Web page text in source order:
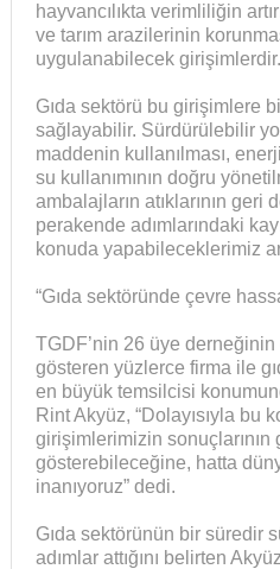
hayvancılıkta verimliliğin
ve tarım arazilerinin
uygulanabilecek girişimlerdir.
Gıda sektörü bu girişimlere
sağlayabilir. Sürdürülebilir
maddenin kullanılması,
su kullanımının doğru
ambalajların atıklarının
perakende adımlarındaki
konuda yapabileceklerimiz
“Gıda sektöründe çevre
TGDF’nin 26 üye derneğinin
gösteren yüzlerce firma ile
en büyük temsilcisi
Rint Akyüz, “Dolayısıyla bu
girişimlerimizin sonuçlarının
gösterebileceğine, hatta
inanıyoruz” dedi.
Gıda sektörünün bir süredir
adımlar attığını belirten